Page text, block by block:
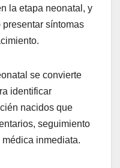
la etapa neonatal, y
síntomas
se convierte
identificar
nacidos que
seguimiento
inmediata.